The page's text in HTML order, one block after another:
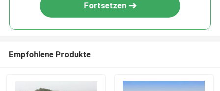
Fortsetzen
Empfohlene Produkte